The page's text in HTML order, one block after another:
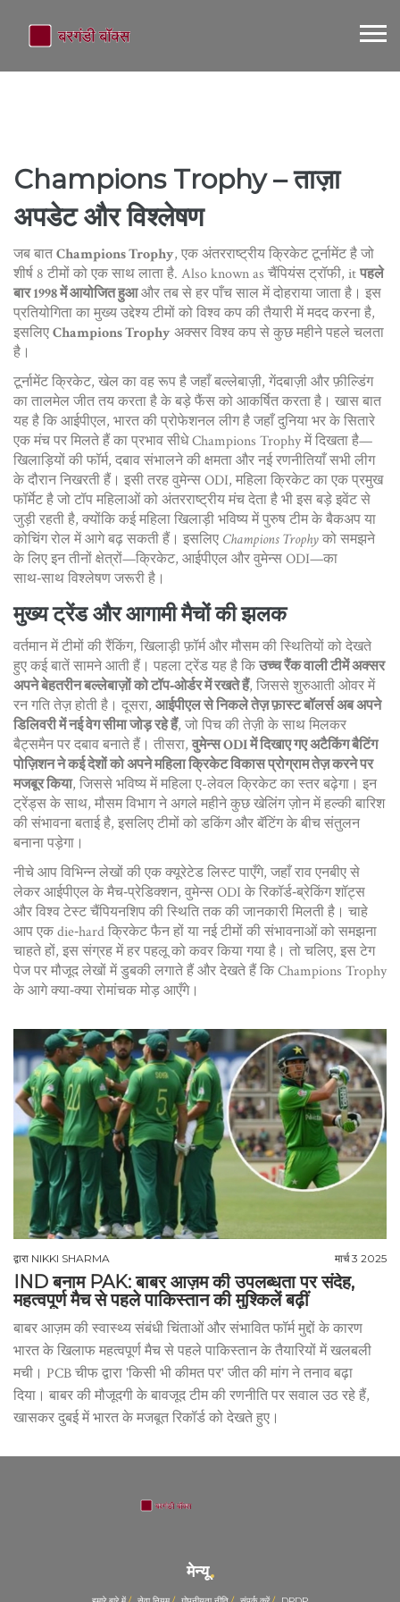
Champions Trophy – ताज़ा
अपडेट और विश्लेषण
जब बातChampions Trophy, एक अंतरराष्ट्रीय क्रिकेट टूर्नामेंट है जो
शीर्ष 8 टीमों को एक साथ लाता है. Also known as चैंपियंस ट्रॉफी, itपहले
बार 1998 में आयोजित हुआऔर तब से हर पाँच साल में दोहराया जाता है। इस
प्रतियोगिता का मुख्य उद्देश्य टीमों को विश्व कप की तैयारी में मदद करना है,
इसलिएChampions Trophyअक्सर विश्व कप से कुछ महीने पहले चलता
है।
टूर्नामेंटक्रिकेट, खेल का वह रूप है जहाँ बल्लेबाज़ी, गेंदबाज़ी और फ़ील्डिंग
का तालमेल जीत तय करता हैके बड़े फैंस को आकर्षित करता है। खास बात
यह है किआईपीएल, भारत की प्रोफेशनल लीग है जहाँ दुनिया भर के सितारे
एक मंच पर मिलते हैंका प्रभाव सीधे Champions Trophy में दिखता है—
खिलाड़ियों की फॉर्म, दबाव संभालने की क्षमता और नई रणनीतियाँ सभी लीग
के दौरान निखरती हैं। इसी तरहवुमेन्स ODI, महिला क्रिकेट का एक प्रमुख
फॉर्मेट है जो टॉप महिलाओं को अंतरराष्ट्रीय मंच देता हैभी इस बड़े इवेंट से
जुड़ी रहती है, क्योंकि कई महिला खिलाड़ी भविष्य में पुरुष टीम के बैकअप या
कोचिंग रोल में आगे बढ़ सकती हैं। इसलिए Champions Trophyको समझने
के लिए इन तीनों क्षेत्रों—क्रिकेट, आईपीएल और वुमेन्स ODI—का
साथ‑साथ विश्लेषण जरूरी है।
मुख्य ट्रेंड और आगामी मैचों की झलक
वर्तमान में टीमों की रैंकिंग, खिलाड़ी फ़ॉर्म और मौसम की स्थितियों को देखते
हुए कई बातें सामने आती हैं। पहला ट्रेंड यह है किउच्च रैंक वाली टीमें अक्सर
अपने बेहतरीन बल्लेबाज़ों को टॉप‑ओर्डर में रखते हैं, जिससे शुरुआती ओवर में
रन गति तेज़ होती है। दूसरा, आईपीएल से निकले तेज़ फ़ास्ट बॉलर्स अब अपने
डिलिवरी में नई वेग सीमा जोड़ रहे हैं, जो पिच की तेज़ी के साथ मिलकर
बैट्समैन पर दबाव बनाते हैं। तीसरा, वुमेन्स ODI में दिखाए गए अटैकिंग बैटिंग
पोज़िशन ने कई देशों को अपने महिला क्रिकेट विकास प्रोग्राम तेज़ करने पर
मजबूर किया, जिससे भविष्य में महिला ए-लेवल क्रिकेट का स्तर बढ़ेगा। इन
ट्रेंड्स के साथ, मौसम विभाग ने अगले महीने कुछ खेलिंग ज़ोन में हल्की बारिश
की संभावना बताई है, इसलिए टीमों को डकिंग और बॅटिंग के बीच संतुलन
बनाना पड़ेगा।
नीचे आप विभिन्न लेखों की एक क्यूरेटेड लिस्ट पाएँगे, जहाँ राव एनबीए से
लेकर आईपीएल के मैच‑प्रेडिक्शन, वुमेन्स ODI के रिकॉर्ड‑ब्रेकिंग शॉट्स
और विश्व टेस्ट चैंपियनशिप की स्थिति तक की जानकारी मिलती है। चाहे
आप एक die‑hard क्रिकेट फैन हों या नई टीमों की संभावनाओं को समझना
चाहते हों, इस संग्रह में हर पहलू को कवर किया गया है। तो चलिए, इस टेग
पेज पर मौजूद लेखों में डुबकी लगाते हैं और देखते हैं कि Champions Trophy
के आगे क्या‑क्या रोमांचक मोड़ आएँगे।
द्वारा NIKKI SHARMA मार्च 3 2025
IND बनाम PAK: बाबर आज़म की उपलब्धता पर संदेह,
महत्वपूर्ण मैच से पहले पाकिस्तान की मुश्किलें बढ़ीं
बाबर आज़म की स्वास्थ्य संबंधी चिंताओं और संभावित फॉर्म मुद्दों के कारण
भारत के खिलाफ महत्वपूर्ण मैच से पहले पाकिस्तान के तैयारियों में खलबली
मची। PCB चीफ द्वारा 'किसी भी कीमत पर' जीत की मांग ने तनाव बढ़ा
दिया। बाबर की मौजूदगी के बावजूद टीम की रणनीति पर सवाल उठ रहे हैं,
खासकर दुबई में भारत के मजबूत रिकॉर्ड को देखते हुए।
मेन्यू